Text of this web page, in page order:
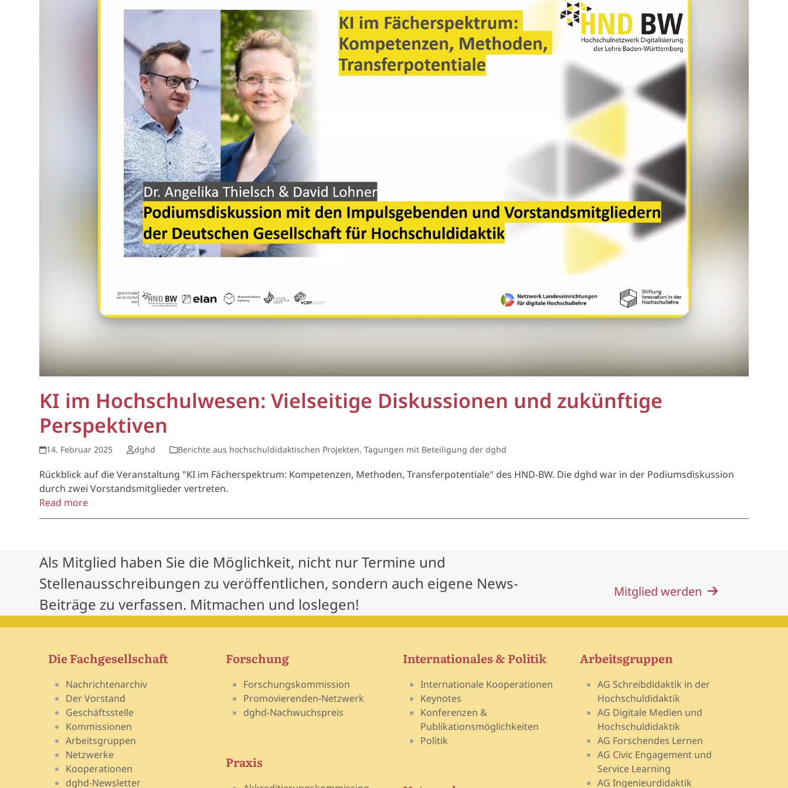
KI im Hochschulwesen: Vielseitige Diskussionen und zukünftige
Perspektiven
14. Februar 2025 dghd Berichte aus hochschuldidaktischen Projekten, Tagungen mit Beteiligung der dghd
Rückblick auf die Veranstaltung "KI im Fächerspektrum: Kompetenzen, Methoden, Transferpotentiale" des HND-BW. Die dghd war in der Podiumsdiskussion
durch zwei Vorstandsmitglieder vertreten.
Read more
Als Mitglied haben Sie die Möglichkeit, nicht nur Termine und
Stellenausschreibungen zu veröffentlichen, sondern auch eigene News-
Beiträge zu verfassen. Mitmachen und loslegen!
Mitglied werden
Die Fachgesellschaft
Nachrichtenarchiv
Der Vorstand
Geschäftsstelle
Kommissionen
Arbeitsgruppen
Netzwerke
Kooperationen
dghd-Newsletter
Forschung
Forschungskommission
Promovierenden-Netzwerk
dghd-Nachwuchspreis
Praxis
Internationales & Politik
Internationale Kooperationen
Keynotes
Konferenzen &
Publikationsmöglichkeiten
Politik
Arbeitsgruppen
AG Schreibdidaktik in der
Hochschuldidaktik
AG Digitale Medien und
Hochschuldidaktik
AG Forschendes Lernen
AG Civic Engagement und
Service Learning
AG Ingenieurdidaktik